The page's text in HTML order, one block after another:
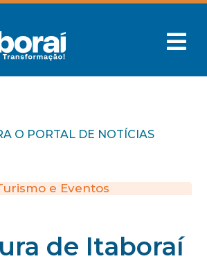
O PORTAL DE NOTÍCIAS
e Eventos
de Itaboraí